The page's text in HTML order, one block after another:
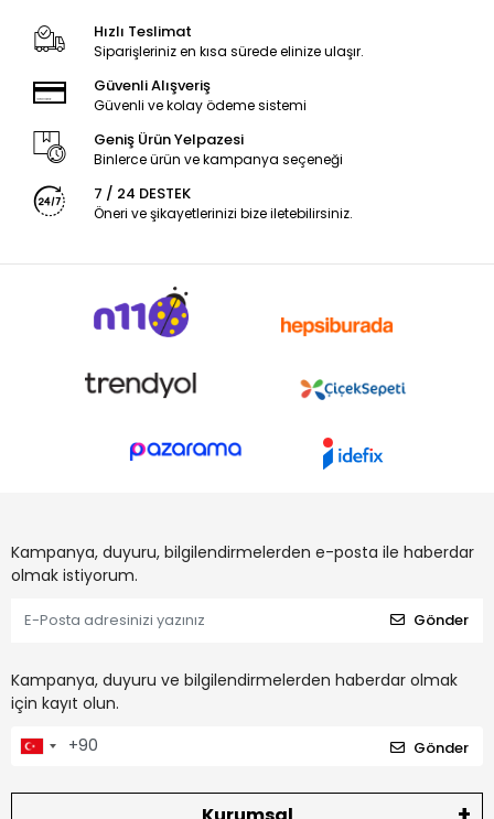
Hızlı Teslimat
Siparişleriniz en kısa sürede elinize ulaşır.
Güvenli Alışveriş
Güvenli ve kolay ödeme sistemi
Geniş Ürün Yelpazesi
Binlerce ürün ve kampanya seçeneği
7 / 24 DESTEK
Öneri ve şikayetlerinizi bize iletebilirsiniz.
Kampanya, duyuru, bilgilendirmelerden e-posta ile haberdar
olmak istiyorum.
Gönder
Kampanya, duyuru ve bilgilendirmelerden haberdar olmak
için kayıt olun.
Gönder